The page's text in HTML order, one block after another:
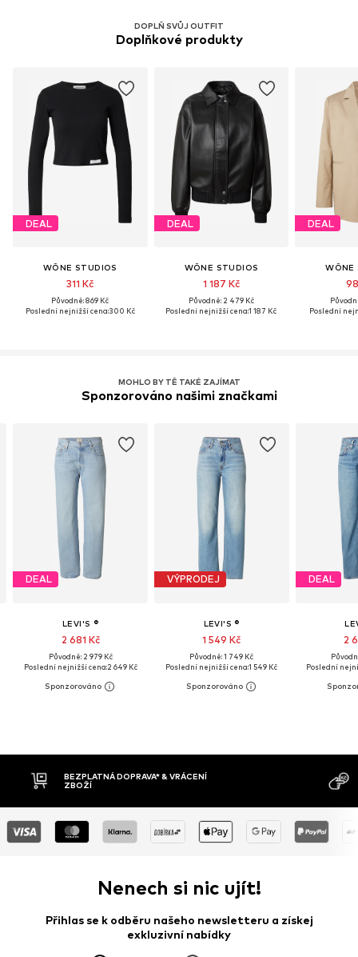
DOPLŇ SVŮJ OUTFIT
Doplňkové produkty
DEAL
WÔNE STUDIOS
311 Kč
Původně: 869 Kč
Poslední nejnižší cena:300 Kč
DEAL
WÔNE STUDIOS
1 187 Kč
Původně: 2 479 Kč
Poslední nejnižší cena:1 187 Kč
DEAL
WÔNE
Poslední
MOHLO BY TĚ TAKÉ ZAJÍMAT
Sponzorováno našimi značkami
DEAL
LEVI'S ®
2 681 Kč
Původně: 2 979 Kč
Poslední nejnižší cena:2 649 Kč
VÝPRODEJ
LEVI'S ®
1 549 Kč
Původně: 1 749 Kč
Poslední nejnižší cena:1 549 Kč
DEAL
2
Poslední
DOBÍRKA
MOŽNOST
Nenech si nic ujít!
Přihlas se k odběru našeho newsletteru a získej
exkluzivní nabídky